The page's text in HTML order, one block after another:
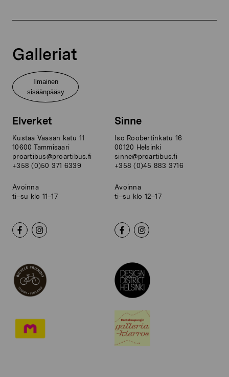
Galleriat
Ilmainen
sisäänpääsy
Elverket
Kustaa Vaasan katu 11
10600 Tammisaari
proartibus@proartibus.fi
+358 (0)50 371 6339
Avoinna
ti–su klo 11–17
Sinne
Iso Roobertinkatu 16
00120 Helsinki
sinne@proartibus.fi
+358 (0)45 883 3716
Avoinna
ti–su klo 12–17